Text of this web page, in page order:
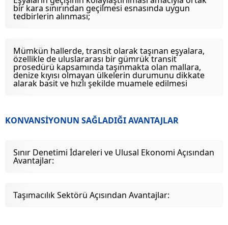
bir kara sınırından geçilmesi esnasında uygun
tedbirlerin alınması;
Mümkün hallerde, transit olarak taşınan eşyalara,
özellikle de uluslararası bir gümrük transit
prosedürü kapsamında taşınmakta olan mallara,
denize kıyısı olmayan ülkelerin durumunu dikkate
alarak basit ve hızlı şekilde muamele edilmesi
KONVANSİYONUN SAĞLADIĞI AVANTAJLAR
Sınır Denetimi İdareleri ve Ulusal Ekonomi Açısından
Avantajlar:
Taşımacılık Sektörü Açısından Avantajlar: